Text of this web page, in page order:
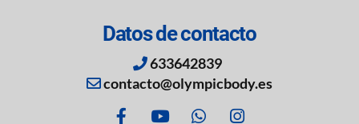
Datos de contacto
633642839
contacto@olympicbody.es